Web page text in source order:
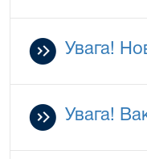
Увага!
Увага!